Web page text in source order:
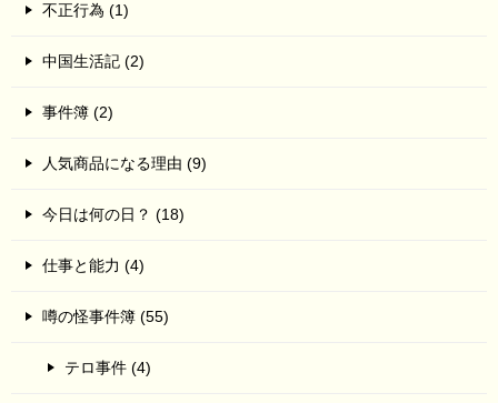
不正行為 (1)
中国生活記 (2)
事件簿 (2)
人気商品になる理由 (9)
今日は何の日？ (18)
仕事と能力 (4)
噂の怪事件簿 (55)
テロ事件 (4)